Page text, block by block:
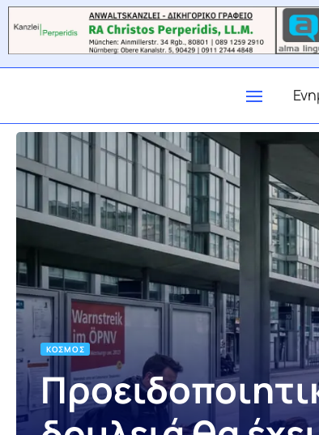
ΚΌΣΜΟΣ